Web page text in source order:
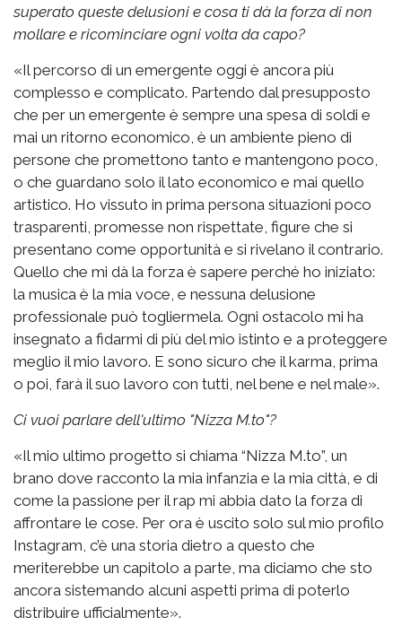
superato queste delusioni e cosa ti dà la forza di non
mollare e ricominciare ogni volta da capo?
«Il percorso di un emergente oggi è ancora più
complesso e complicato. Partendo dal presupposto
che per un emergente è sempre una spesa di soldi e
mai un ritorno economico, è un ambiente pieno di
persone che promettono tanto e mantengono poco,
o che guardano solo il lato economico e mai quello
artistico. Ho vissuto in prima persona situazioni poco
trasparenti, promesse non rispettate, figure che si
presentano come opportunità e si rivelano il contrario.
Quello che mi dà la forza è sapere perché ho iniziato:
la musica è la mia voce, e nessuna delusione
professionale può togliermela. Ogni ostacolo mi ha
insegnato a fidarmi di più del mio istinto e a proteggere
meglio il mio lavoro. E sono sicuro che il karma, prima
o poi, farà il suo lavoro con tutti, nel bene e nel male».
Ci vuoi parlare dell'ultimo "Nizza M.to"?
«Il mio ultimo progetto si chiama “Nizza M.to”, un
brano dove racconto la mia infanzia e la mia città, e di
come la passione per il rap mi abbia dato la forza di
affrontare le cose. Per ora è uscito solo sul mio profilo
Instagram, c’è una storia dietro a questo che
meriterebbe un capitolo a parte, ma diciamo che sto
ancora sistemando alcuni aspetti prima di poterlo
distribuire ufficialmente».